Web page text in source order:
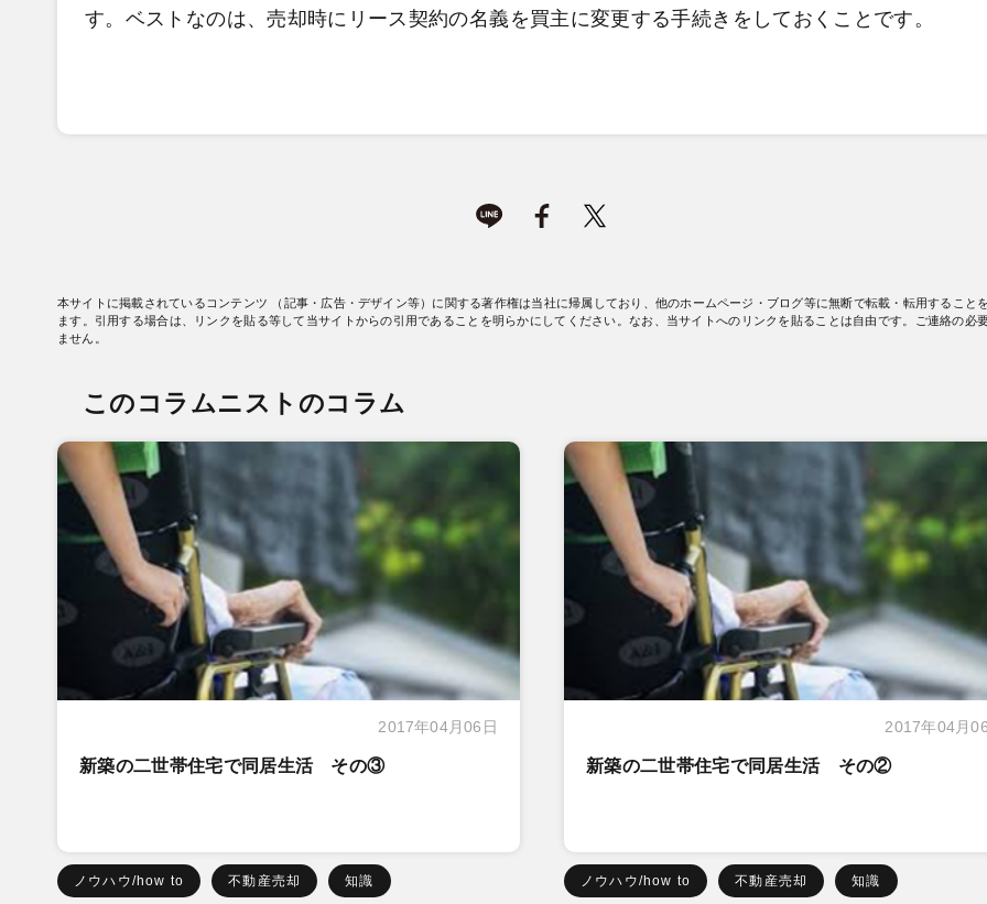
す。ベストなのは、売却時にリース契約の名義を買主に変更する手続きをしておくことです。
本サイトに掲載されているコンテンツ （記事・広告・デザイン等）に関する著作権は当社に帰属しており、他のホームページ・ブログ等に無断で転載・転用すること
ます。引用する場合は、リンクを貼る等して当サイトからの引用であることを明らかにしてください。なお、当サイトへのリンクを貼ることは自由です。ご連絡の必
ません。
このコラムニストのコラム
2017年04月06日
新築の二世帯住宅で同居生活 その③
ノウハウ/how to 不動産売却 知識
2017年04月
新築の二世帯住宅で同居生活 その②
ノウハウ/how to 不動産売却 知識